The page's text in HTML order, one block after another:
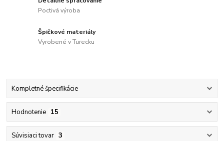
Poctivá výroba
Špičkové materiály
Vyrobené v Turecku
Kompletné špecifikácie
Hodnotenie 15
Súvisiaci tovar 3